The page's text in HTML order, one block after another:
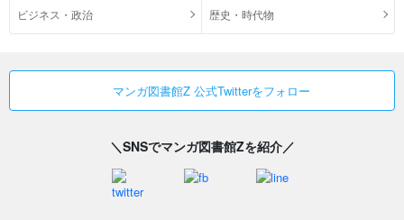
ビジネス・政治 歴史・時代物
マンガ図書館Z 公式Twitterをフォロー
＼SNSでマンガ図書館Zを紹介／